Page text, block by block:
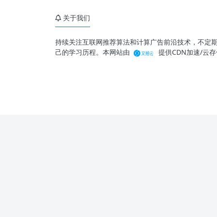
关于我们
持续关注互联网推荐算法和计算广告前沿技术，不定
己的学习历程。本网站由
提供CDN加速/云